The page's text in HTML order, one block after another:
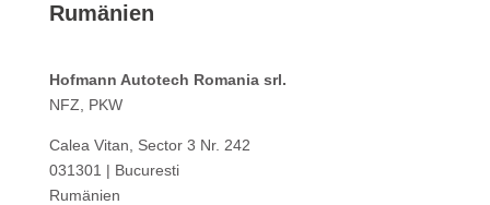
Rumänien
Hofmann Autotech Romania srl.
NFZ, PKW
Calea Vitan, Sector 3 Nr. 242
031301 | Bucuresti
Rumänien